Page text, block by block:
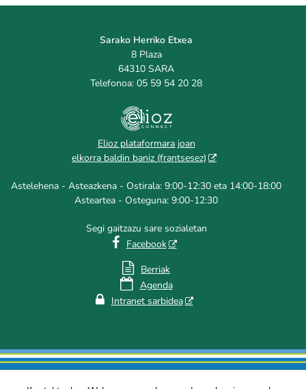
Sarako Herriko Etxea
8 Plaza
64310 SARA
Telefonoa: 05 59 54 20 28
Elioz plataformara joan
elkorra baldin baniz (frantsesez)
Astelehena - Asteazkena - Ostirala: 9:00-12:30 eta 14:00-18:00
Asteartea - Osteguna: 9:00-12:30
Segi gaitzazu sare sozialetan
 Facebook
 Berriak
 Agenda
 Intranet sarbidea